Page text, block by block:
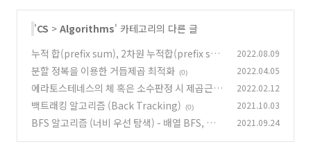
'CS > Algorithms' 카테고리의 다른 글
누적 합(prefix sum), 2차원 누적합(prefix su
m of matrix) with java (13)
2022.08.09
분할 정복을 이용한 거듭제곱 최적화 (0) 2022.04.05
에라토스테네스의 체 혹은 소수판정 시 제곱근 까
지만 확인하면 되는 이유 (4)
2022.02.12
백트래킹 알고리즘 (Back Tracking) (0) 2021.10.03
BFS 알고리즘 (너비 우선 탐색) - 배열 BFS, 그래
2021.09.24